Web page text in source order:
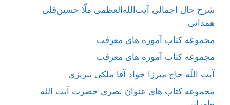
شرح حال اجمالی آیت‌الله‌العظمی ملّا حسین‌قلی
همدانی
مجموعه کتاب آموزه های معرفت
مجموعه کتاب آموزه های معرفت
آیت اللَه حاج میرزا جواد آقا ملکی تبریزی
مجموعه کتاب های عنوان بصری حضرت آیت الله